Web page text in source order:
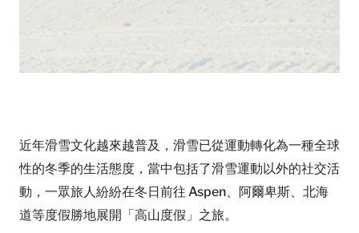
近年滑雪文化越來越普及，滑雪已從運動轉化為一種全球
性的冬季的生活態度，當中包括了滑雪運動以外的社交活
動，一眾旅人紛紛在冬日前往 Aspen、阿爾卑斯、北海
道等度假勝地展開「高山度假」之旅。